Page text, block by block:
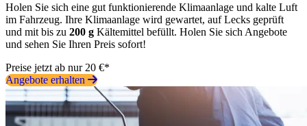
Holen Sie sich eine gut funktionierende Klimaanlage und kalte Luft
im Fahrzeug. Ihre Klimaanlage wird gewartet, auf Lecks geprüft
und mit bis zu 200 g Kältemittel befüllt. Holen Sie sich Angebote
und sehen Sie Ihren Preis sofort!
Preise jetzt ab nur 20 €*
Angebote erhalten